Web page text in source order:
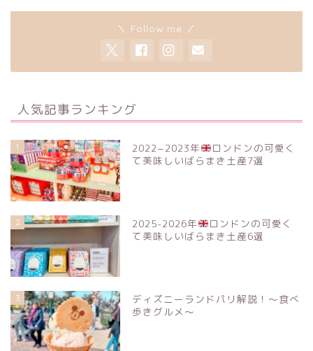
＼ Follow me ／
人気記事ランキング
1 2022−2023年
ロンドンの可愛く
て美味しいばらまき土産7選
2 2025-2026年
ロンドンの可愛く
て美味しいばらまき土産6選
3
ディズニーランドパリ解説！〜食べ
歩きグルメ〜